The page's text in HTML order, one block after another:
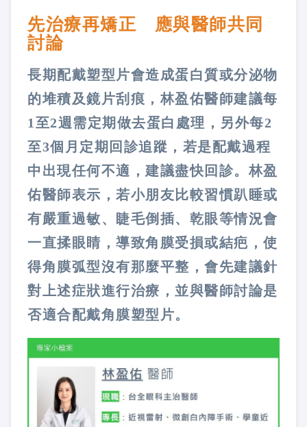
先治療再矯正 應與醫師共同
討論
長期配戴塑型片會造成蛋白質或分泌物
的堆積及鏡片刮痕，林盈佑醫師建議每
1至2週需定期做去蛋白處理，另外每2
至3個月定期回診追蹤，若是配戴過程
中出現任何不適，建議盡快回診。林盈
佑醫師表示，若小朋友比較習慣趴睡或
有嚴重過敏、睫毛倒插、乾眼等情況會
一直揉眼睛，導致角膜受損或結疤，使
得角膜弧型沒有那麼平整，會先建議針
對上述症狀進行治療，並與醫師討論是
否適合配戴角膜塑型片。